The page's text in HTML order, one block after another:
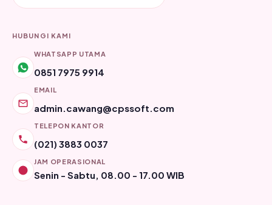
HUBUNGI KAMI
WHATSAPP UTAMA
0851 7975 9914
EMAIL
admin.cawang@cpssoft.com
TELEPON KANTOR
(021) 3883 0037
JAM OPERASIONAL
Senin - Sabtu, 08.00 - 17.00 WIB